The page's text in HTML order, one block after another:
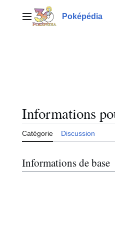
contenuMenu principalPoképédia
Informations
Catégorie Discussion
Informations de base